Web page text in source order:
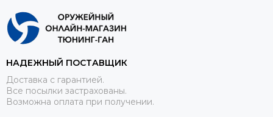
НАДЕЖНЫЙ ПОСТАВЩИК
Доставка с гарантией.
Все посылки застрахованы.
Возможна оплата при получении.